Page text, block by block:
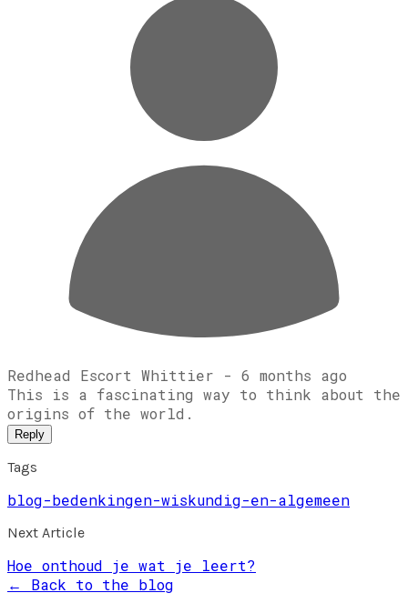
Redhead Escort Whittier - 6 months ago
This is a fascinating way to think about the
origins of the world.
Reply
Tags
blog-bedenkingen-wiskundig-en-algemeen
Next Article
Hoe onthoud je wat je leert?
← Back to the blog